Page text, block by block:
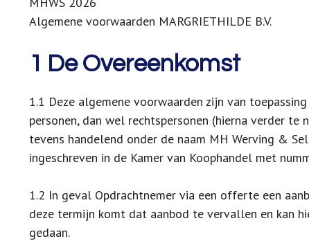
Algemene voorwaarden MARGRIETHILDE B.V.
1 De Overeenkomst
1.1 Deze algemene voorwaarden zijn van
personen, dan wel rechtspersonen (hierna verder te
tevens handelend onder de naam MH Werving &
ingeschreven in de Kamer van Koophandel met
1.2 In geval Opdrachtnemer via een offerte een
deze termijn komt dat aanbod te vervallen en kan
gedaan.